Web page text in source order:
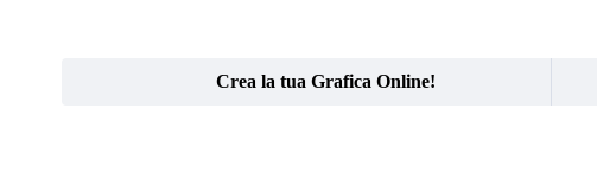
Crea la tua Grafica Online!